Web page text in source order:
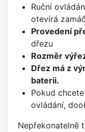
Ruční
otevírá
Provedení
dřezu
Rozměr
Dřez má z
baterii.
Pokud
ovládání,
Nepřekonatelně